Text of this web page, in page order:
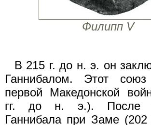
Филипп V
В 215 г. до н. э. он
Ганнибалом. Этот
первой Македонской
гг. до н. э.). После
Ганнибала при Заме